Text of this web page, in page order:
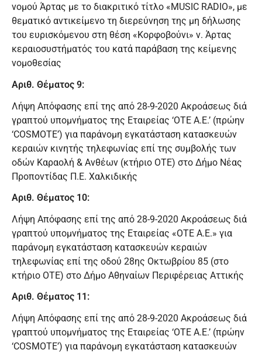
νομού Άρτας με το διακριτικό τίτλο «MUSIC RADIO», με
θεματικό αντικείμενο τη διερεύνηση της μη δήλωσης
του ευρισκόμενου στη θέση «Κορφοβούνι» ν. Άρτας
κεραιοσυστήματός του κατά παράβαση της κείμενης
νομοθεσίας
Αριθ. Θέματος 9:
Λήψη Απόφασης επί της από 28-9-2020 Ακροάσεως διά
γραπτού υπομνήματος της Εταιρείας ‘ΟΤΕ Α.Ε.’ (πρώην
‘COSMOTE’) για παράνομη εγκατάσταση κατασκευών
κεραιών κινητής τηλεφωνίας επί της συμβολής των
οδών Καραολή & Ανθέων (κτήριο ΟΤΕ) στο Δήμο Νέας
Προποντίδας Π.Ε. Χαλκιδικής
Αριθ. Θέματος 10:
Λήψη Απόφασης επί της από 28-9-2020 Ακροάσεως διά
γραπτού υπομνήματος της Εταιρείας «OTE A.E.» για
παράνομη εγκατάσταση κατασκευών κεραιών
τηλεφωνίας επί της οδού 28ης Οκτωβρίου 85 (στο
κτήριο ΟΤΕ) στο Δήμο Αθηναίων Περιφέρειας Αττικής
Αριθ. Θέματος 11:
Λήψη Απόφασης επί της από 28-9-2020 Ακροάσεως διά
γραπτού υπομνήματος της Εταιρείας ‘ΟΤΕ Α.Ε.’ (πρώην
‘COSMOTE’) για παράνομη εγκατάσταση κατασκευών